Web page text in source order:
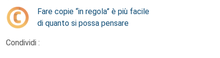
Fare copie “in regola” è più facile
di quanto si possa pensare
Condividi :